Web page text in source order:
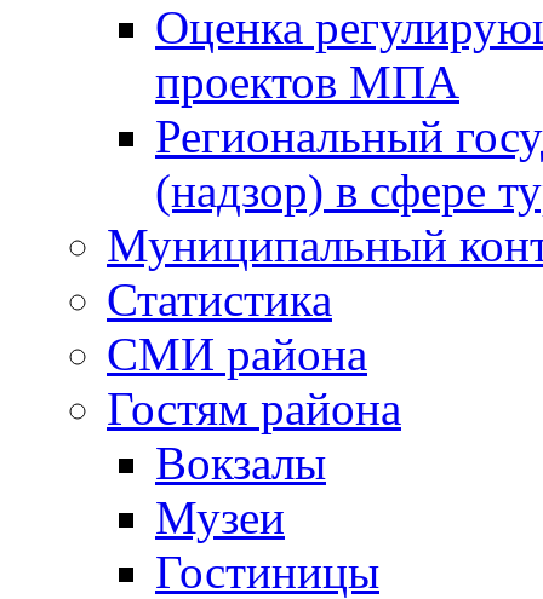
Оценка
проектов МПА
Региональный
(надзор) в сфере
Муниципальный
Статистика
СМИ района
Гостям района
Вокзалы
Музеи
Гостиницы